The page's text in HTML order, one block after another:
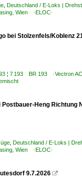
Deutschland / E-Loks |
Wien ·ELOC·
bei Stolzenfels/Koblenz
¦ 7 193 BR 193 ·Vectron
Heng Richtung
Deutschland / E-Loks |
Wien ·ELOC·
9.7.2026 